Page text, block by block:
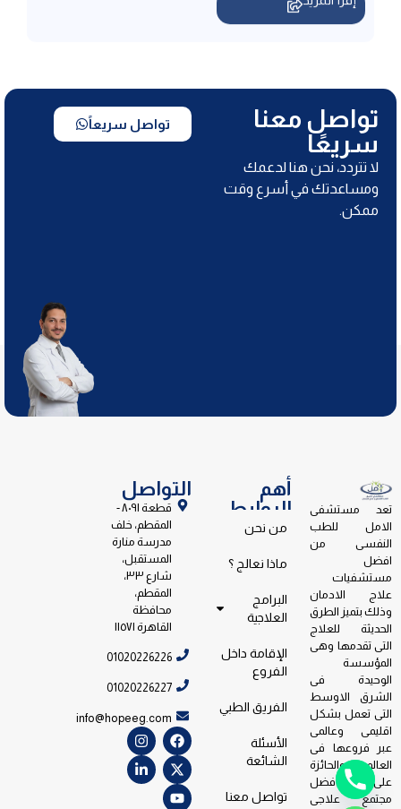
تواصل معنا
سريعًا
لا تتردد، نحن هنا لدعمك
ومساعدتك في أسرع وقت
ممكن.
تواصل سريعاً
تعد مستشفى
الامل للطب
النفسى من
افضل
مستشفيات
علاج الادمان
وذلك بتميز الطرق
الحديثة للعلاج
التى تقدمها وهى
المؤسسة
الوحيدة فى
الشرق الاوسط
التى تعمل بشكل
اقليمى وعالمى
عبر فروعها فى
العالم والحائزة
على جائزة افضل
مجتمع علاجى
أهم
الروابط
من نحن
ماذا نعالج ؟
البرامج
العلاجية
الإقامة داخل
الفروع
الفريق الطبي
الأسئلة
الشائعة
تواصل معنا
التواصل
قطعة ٨٠٩١ -
المقطم، خلف
مدرسة منارة
المستقبل،
شارع ٣٣،
المقطم،
محافظة
القاهرة ١١٥٧١
01020226226
01020226227
info@hopeeg.com